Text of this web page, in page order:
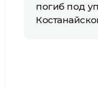
погиб под